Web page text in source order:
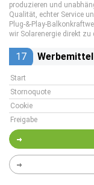
produzieren und
Qualität, echter Service
Plug-&-Play-
wir Solarenergie direkt zu
17 Werbemittel
Start
Stornoquote
Cookie
Freigabe